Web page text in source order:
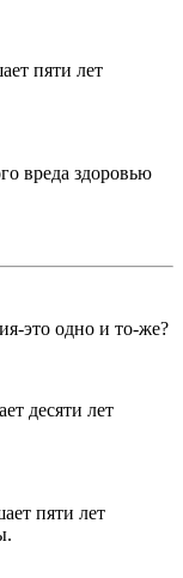
пяти лет
вреда здоровью
это одно и то-же?
десяти лет
пяти лет